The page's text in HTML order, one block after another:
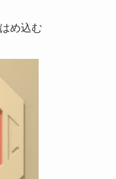
め込む